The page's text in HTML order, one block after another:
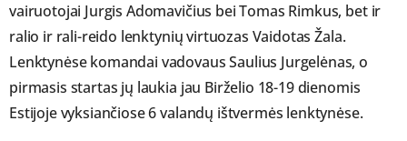
vairuotojai Jurgis Adomavičius bei Tomas Rimkus, bet ir
ralio ir rali-reido lenktynių virtuozas Vaidotas Žala.
Lenktynėse komandai vadovaus Saulius Jurgelėnas, o
pirmasis startas jų laukia jau Birželio 18-19 dienomis
Estijoje vyksiančiose 6 valandų ištvermės lenktynėse.